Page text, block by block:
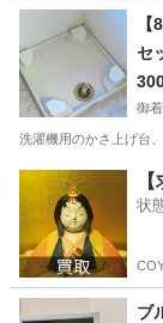
兵庫 神戸市
セ
御
洗濯機用のかさ上げ台
状
ブ